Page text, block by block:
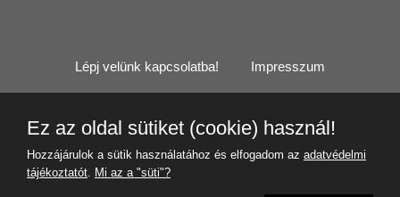
Lépj velünk kapcsolatba! Impresszum
Adatvédelmi tájékoztató
Ez az oldal sütiket (cookie) használ!
Hozzájárulok a sütik használatához és elfogadom az adatvédelmi
tájékoztatót. Mi az a "süti"?